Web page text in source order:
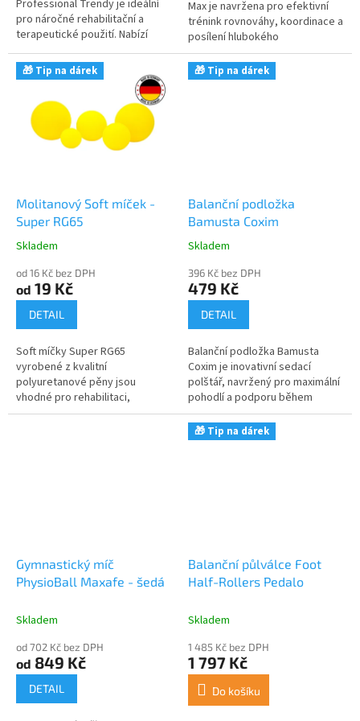
Professional Trendy je ideální
pro náročné rehabilitační a
terapeutické použití. Nabízí
dostatek prostoru pro
komplexní cvičení, včetně
bočních...
Max je navržena pro efektivní
trénink rovnováhy, koordinace a
posílení hlubokého
stabilizačního systému.
Vyrobena z odolné EVA pěny,
poskytuje...
🎁 Tip na dárek
Molitanový Soft míček -
Super RG65
Průměrné
produktu
je
hvězdiček.
Skladem
od 16 Kč bez DPH
od 19 Kč
DETAIL
Soft míčky Super RG65
vyrobené z kvalitní
polyuretanové pěny jsou
vhodné pro rehabilitaci,
léčebnou tělesnou výchovu,
🎁 Tip na dárek
Balanční podložka
Bamusta Coxim
Průměrné
produktu
je
hvězdiček.
Skladem
396 Kč bez DPH
479 Kč
DETAIL
Balanční podložka Bamusta
Coxim je inovativní sedací
polštář, navržený pro maximální
pohodlí a podporu během
různých aktivit. Díky svému
vzduchovému polštáři efektivně
přenáší...
Gymnastický míč
PhysioBall Maxafe - šedá
Skladem
od 702 Kč bez DPH
od 849 Kč
DETAIL
🎁 Tip na dárek
Balanční půlválce Foot
Half-Rollers Pedalo
Skladem
1 485 Kč bez DPH
1 797 Kč
Do košíku